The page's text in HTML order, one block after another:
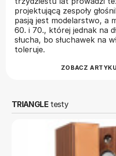
projektującą zespoły
pasją jest modelarstwo, a
60. i 70., której jednak na
słucha, bo słuchawek na
toleruje.
ZOBACZ
TRIANGLEtesty